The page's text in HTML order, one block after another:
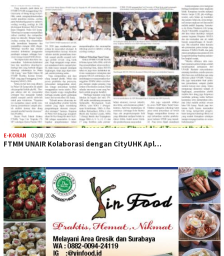
E-KORAN 03/08/2026
FTMM UNAIR Kolaborasi dengan CityUHK Apl…